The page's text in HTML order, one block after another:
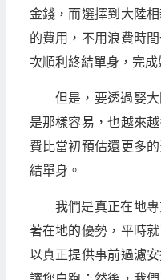
金錢，而選擇到大陸
的費用，不用浪費時
次順利終結單身，完成
但是，要透過娶
是那樣容易，也越來
費比當初預估還更多
結單身。
我們是真正在地
著在地的優勢，平時
以真正提供事前過濾